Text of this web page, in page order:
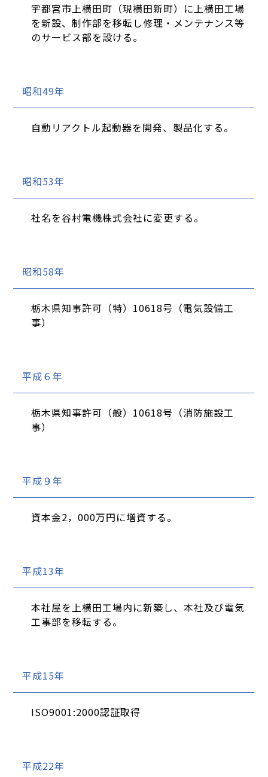
宇都宮市上横田町（現横田新町）に上横田工場
を新設、制作部を移転し修理・メンテナンス等
のサービス部を設ける。
昭和49年
自動リアクトル起動器を開発、製品化する。
昭和53年
社名を谷村電機株式会社に変更する。
昭和58年
栃木県知事許可（特）10618号（電気設備工
事）
平成６年
栃木県知事許可（般）10618号（消防施設工
事）
平成９年
資本金2，000万円に増資する。
平成13年
本社屋を上横田工場内に新築し、本社及び電気
工事部を移転する。
平成15年
ISO9001:2000認証取得
平成22年